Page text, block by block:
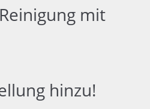
mit
hinzu!